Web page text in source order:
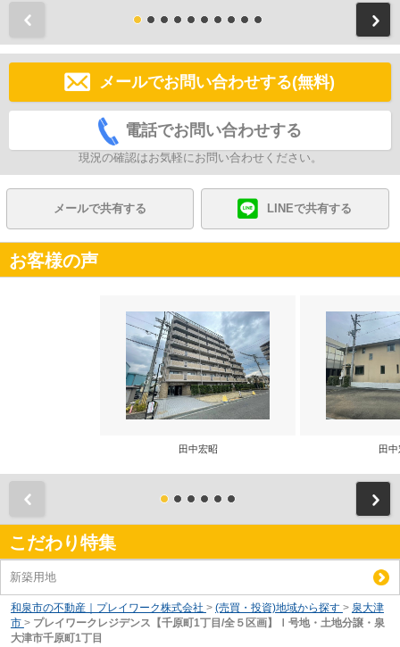
メールでお問い合わせする(無料)
電話でお問い合わせする
現況の確認はお気軽にお問い合わせください。
メールで共有する LINEで共有する
お客様の声
田中宏昭 田
こだわり特集
新築用地
和泉市の不動産｜プレイワーク株式会社 > (売買・投資)地域から探す > 泉大津
市 > プレイワークレジデンス【千原町1丁目/全５区画】Ⅰ号地・土地分譲・泉
大津市千原町1丁目